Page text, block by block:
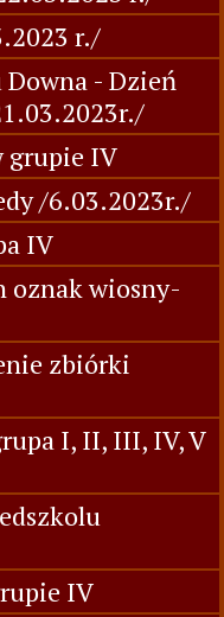
r./
Downa - Dzień
grupie IV
/6.03.2023r./
IV
oznak wiosny-
zbiórki
I, II, III, IV, V
IV